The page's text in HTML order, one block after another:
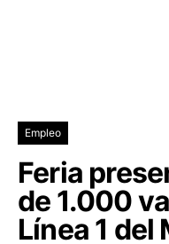
Empleo
Feria
de 1.000
Línea 1 del